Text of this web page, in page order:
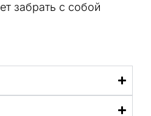
забрать с собой